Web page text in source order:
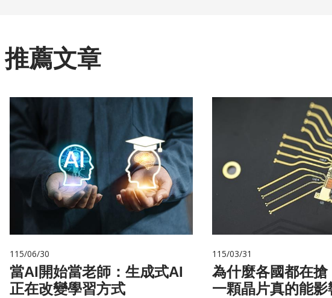
推薦文章
115/06/30
當AI開始當老師：生成式AI
正在改變學習方式
115/03/31
為什麼各國都在搶
一顆晶片真的能影